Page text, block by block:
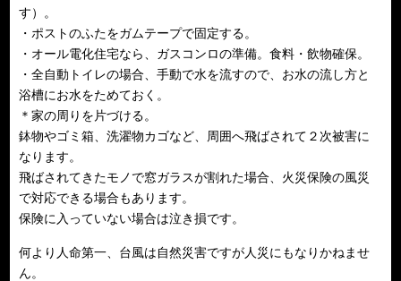
す）。
・ポストのふたをガムテープで固定する。
・オール電化住宅なら、ガスコンロの準備。食料・飲物確保。
・全自動トイレの場合、手動で水を流すので、お水の流し方と
浴槽にお水をためておく。
＊家の周りを片づける。
鉢物やゴミ箱、洗濯物カゴなど、周囲へ飛ばされて２次被害に
なります。
飛ばされてきたモノで窓ガラスが割れた場合、火災保険の風災
で対応できる場合もあります。
保険に入っていない場合は泣き損です。
何より人命第一、台風は自然災害ですが人災にもなりかねませ
ん。